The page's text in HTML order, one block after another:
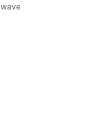
В корзину
wave